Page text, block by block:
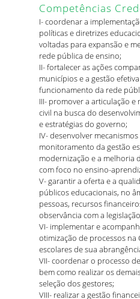
Competências
I- coordenar a
políticas e diretrizes
voltadas para expansão e
rede pública de ensino;
II- fortalecer as ações
municípios e a gestão
funcionamento da rede
III- promover a articulação
civil na busca do
e estratégias do governo;
IV- desenvolver
monitoramento da gestão
modernização e a melhoria
com foco no ensino-
V- garantir a oferta e a
públicos educacionais, no
pessoas, recursos
observância com a
VI- implementar e
otimização de processos na
escolares de sua
VII- coordenar o processo
bem como realizar os
seleção dos gestores;
VIII- realizar a gestão